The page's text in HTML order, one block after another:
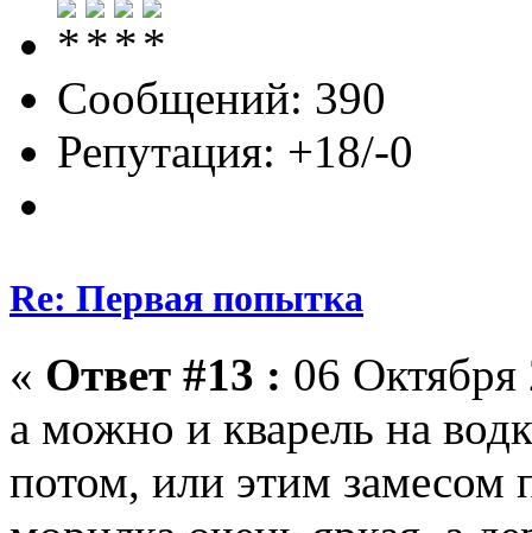
Сообщений: 390
Репутация: +18/-0
Re: Первая попытка
« Ответ #13 : 06
а можно и кварель на
потом, или этим замесом